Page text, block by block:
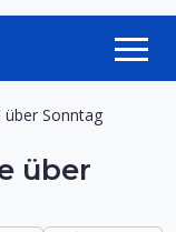
über Sonntag
über